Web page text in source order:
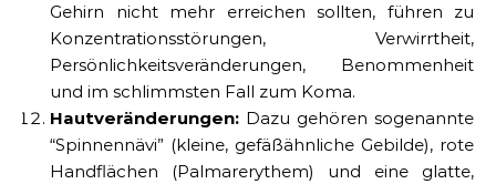
Gehirn nicht mehr erreichen sollten, führen zu
Konzentrationsstörungen, Verwirrtheit,
Persönlichkeitsveränderungen, Benommenheit
und im schlimmsten Fall zum Koma.
Hautveränderungen: Dazu gehören sogenannte
“Spinnennävi” (kleine, gefäßähnliche Gebilde), rote
Handflächen (Palmarerythem) und eine glatte,